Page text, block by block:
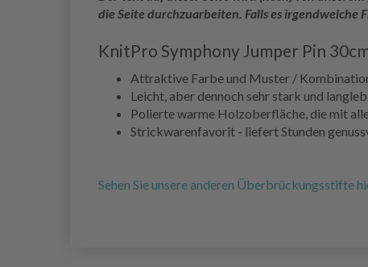
die Seite durchzuarbeiten. Falls es
KnitPro Symphony Jumper Pin
Attraktive Farbe und Muster /
Leicht, aber dennoch sehr stark und
Polierte warme Holzoberfläche, die mit
Strickwarenfavorit - liefert Stunden
Sehen Sie unsere anderen Überbrückungsstifte